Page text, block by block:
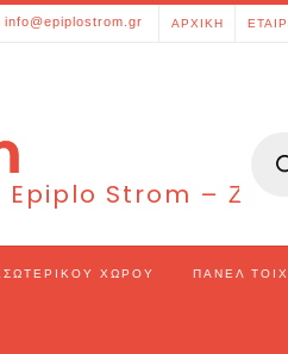
info@epiplostrom.gr ΑΡΧΙΚΉ
Epiplo Strom –
ΧΏΡΟΥ ΠΆΝΕΛ